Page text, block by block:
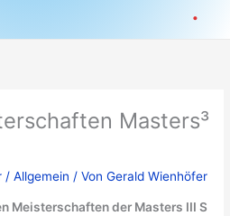
.
Masters³
/Allgemein / VonGerald Wienhöfer
Meisterschaften der Masters III S